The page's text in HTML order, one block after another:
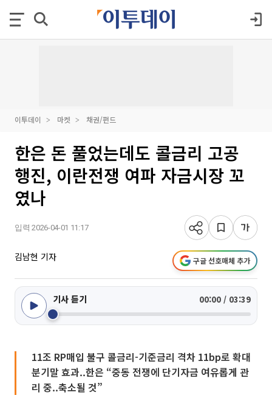
이투데이 마켓 채권/펀드
한은 돈 풀었는데도 콜금리 고공
행진, 이란전쟁 여파 자금시장 꼬
였나
입력 2026-04-01 11:17
김남현 기자 구글 선호매체 추가
기사 듣기 00:00 / 03:39
11조 RP매입 불구 콜금리-기준금리 격차 11bp로 확대
분기말 효과..한은 “중동 전쟁에 단기자금 여유롭게 관
리 중..축소될 것”